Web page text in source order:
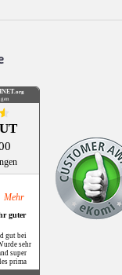
.org
Mehr
guter
gut bei
sehr
super
prima